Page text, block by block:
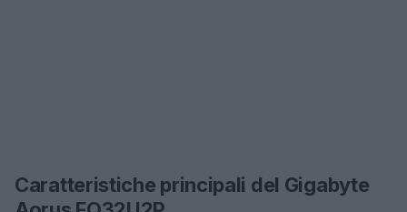
Caratteristiche principali del Gigabyte